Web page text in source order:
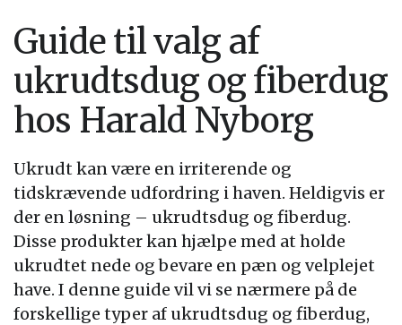
Guide til valg af
ukrudtsdug og fiberdug
hos Harald Nyborg
Ukrudt kan være en irriterende og
tidskrævende udfordring i haven. Heldigvis er
der en løsning – ukrudtsdug og fiberdug.
Disse produkter kan hjælpe med at holde
ukrudtet nede og bevare en pæn og velplejet
have. I denne guide vil vi se nærmere på de
forskellige typer af ukrudtsdug og fiberdug,